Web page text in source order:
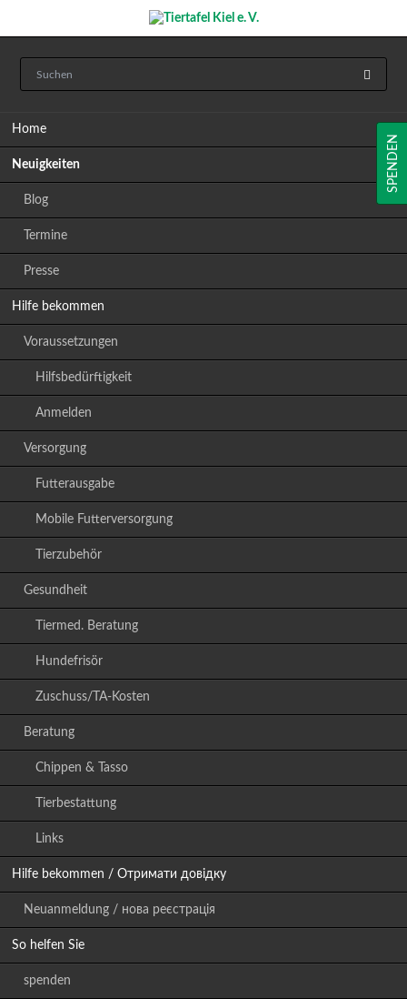
Home
Neuigkeiten
Blog
Termine
Presse
Hilfe bekommen
Voraussetzungen
Hilfsbedürftigkeit
Anmelden
Versorgung
Futterausgabe
Mobile Futterversorgung
Tierzubehör
Gesundheit
Tiermed. Beratung
Hundefrisör
Zuschuss/TA-Kosten
Beratung
Chippen & Tasso
Tierbestattung
Links
Hilfe bekommen / Отримати довідку
Neuanmeldung / нова реєстрація
So helfen Sie
spenden
SPENDEN